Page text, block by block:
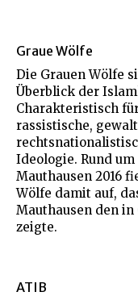
Graue Wölfe
Die Grauen Wölfe
Überblick der
Charakteristisch
rassistische,
Ideologie. Rund
Mauthausen 2016
Wölfe damit auf,
Mauthausen den
zeigte.
ATIB